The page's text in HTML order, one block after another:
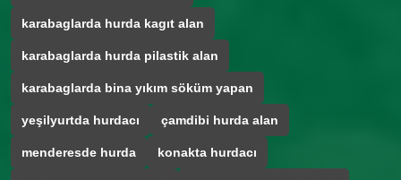
karabaglarda hurda kagıt alan
karabaglarda hurda pilastik alan
karabaglarda bina yıkım söküm yapan
yeşilyurtda hurdacı çamdibi hurda alan
menderesde hurda konakta hurdacı